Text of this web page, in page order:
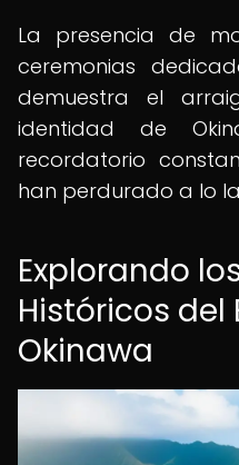
La presencia de
ceremonias
demuestra el
identidad de
recordatorio
han perdurado a lo
Explorando
Históricos del
Okinawa